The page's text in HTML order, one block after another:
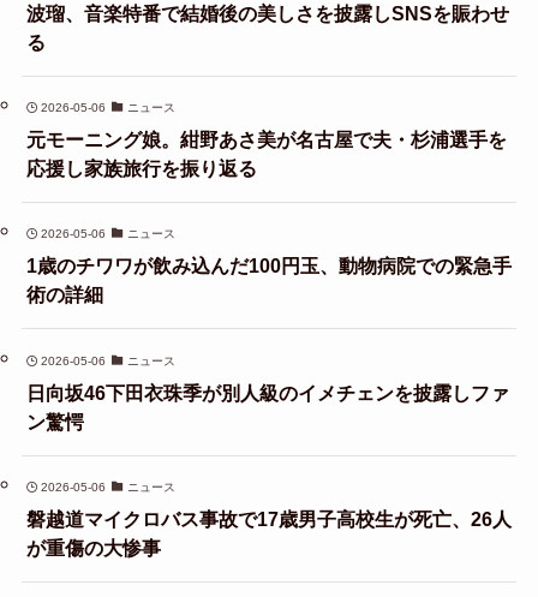
波瑠、音楽特番で結婚後の美しさを披露しSNSを賑わせ
る
2026-05-06 ニュース
元モーニング娘。紺野あさ美が名古屋で夫・杉浦選手を
応援し家族旅行を振り返る
2026-05-06 ニュース
1歳のチワワが飲み込んだ100円玉、動物病院での緊急手
術の詳細
2026-05-06 ニュース
日向坂46下田衣珠季が別人級のイメチェンを披露しファ
ン驚愕
2026-05-06 ニュース
磐越道マイクロバス事故で17歳男子高校生が死亡、26人
が重傷の大惨事